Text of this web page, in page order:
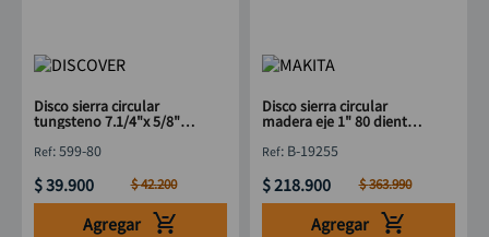
Disco sierra circular
tungsteno 7.1/4"x 5/8"
:599-80
$39.900 $42.200
Agregar
Disco sierra circular
madera eje 1" 80 dientes
: B-19255
$218.900 $363.990
Agregar